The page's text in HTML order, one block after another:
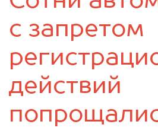
Стародуб
Сураж
Унеча
с запретом
действий